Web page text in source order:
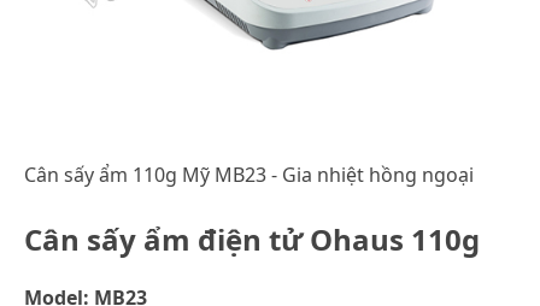
Cân sấy ẩm 110g Mỹ MB23 - Gia nhiệt hồng ngoại
Cân sấy ẩm điện tử Ohaus 110g
Model: MB23